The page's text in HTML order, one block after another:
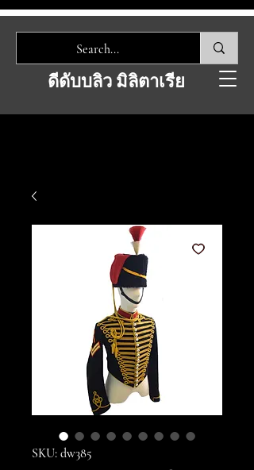
ดีดับบลิว มิลิตาเรีย
SKU: dw385